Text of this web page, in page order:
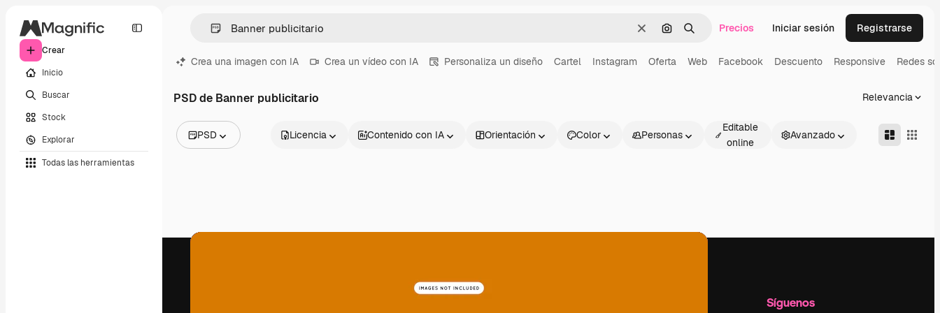
Crear
Inicio
Buscar
Stock
Explorar
Todas las herramientas
BorrarBuscar por imagen
BuscarPrecios Iniciar sesión Registrarse
Crea una imagen con IA Crea un vídeo con IA Personaliza un diseño Cartel Instagram Oferta Web Facebook Descuento Responsive Redes
PSD de Banner publicitario Relevancia
PSD
Vídeos
Licencia Contenido con IA Orientación Color Personas
Editable
online
Avanzado
Síguenos